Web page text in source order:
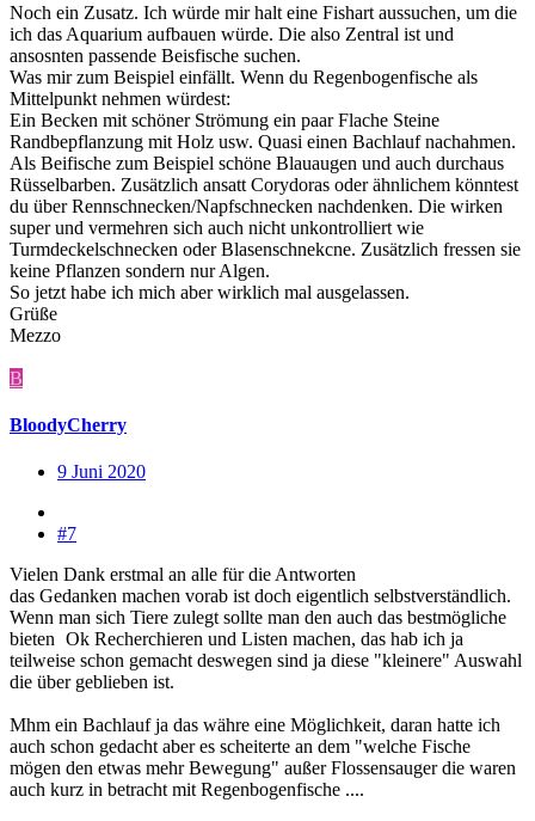
Noch ein Zusatz. Ich würde mir halt eine Fishart aussuchen, um die
ich das Aquarium aufbauen würde. Die also Zentral ist und
ansosnten passende Beisfische suchen.
Was mir zum Beispiel einfällt. Wenn du Regenbogenfische als
Mittelpunkt nehmen würdest:
Ein Becken mit schöner Strömung ein paar Flache Steine
Randbepflanzung mit Holz usw. Quasi einen Bachlauf nachahmen.
Als Beifische zum Beispiel schöne Blauaugen und auch durchaus
Rüsselbarben. Zusätzlich ansatt Corydoras oder ähnlichem könntest
du über Rennschnecken/Napfschnecken nachdenken. Die wirken
super und vermehren sich auch nicht unkontrolliert wie
Turmdeckelschnecken oder Blasenschnekcne. Zusätzlich fressen sie
keine Pflanzen sondern nur Algen.
So jetzt habe ich mich aber wirklich mal ausgelassen.
Grüße
Mezzo
B
BloodyCherry
9 Juni 2020
#7
Vielen Dank erstmal an alle für die Antworten
das Gedanken machen vorab ist doch eigentlich selbstverständlich.
Wenn man sich Tiere zulegt sollte man den auch das bestmögliche
bieten Ok Recherchieren und Listen machen, das hab ich ja
teilweise schon gemacht deswegen sind ja diese "kleinere" Auswahl
die über geblieben ist.
Mhm ein Bachlauf ja das währe eine Möglichkeit, daran hatte ich
auch schon gedacht aber es scheiterte an dem "welche Fische
mögen den etwas mehr Bewegung" außer Flossensauger die waren
auch kurz in betracht mit Regenbogenfische ....